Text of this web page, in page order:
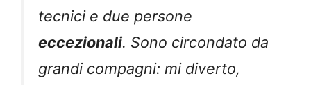
tecnici e due persone
eccezionali. Sono circondato da
grandi compagni: mi diverto,